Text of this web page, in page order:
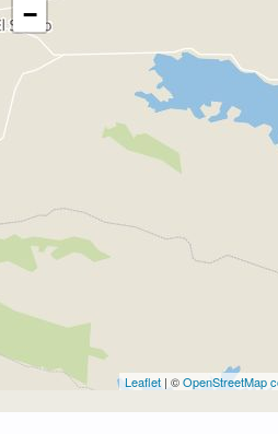
−
Leaflet | ©OpenStreetMap